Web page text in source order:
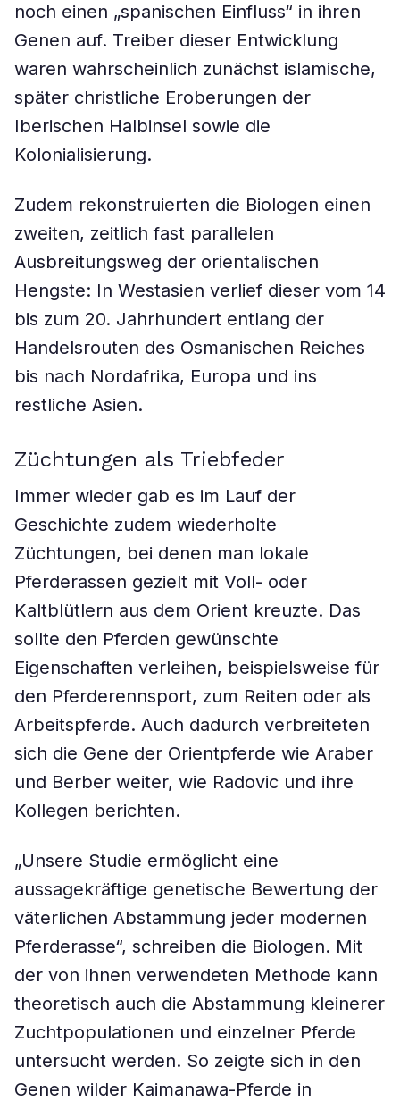
noch einen „spanischen Einfluss“ in ihren
Genen auf. Treiber dieser Entwicklung
waren wahrscheinlich zunächst islamische,
später christliche Eroberungen der
Iberischen Halbinsel sowie die
Kolonialisierung.
Zudem rekonstruierten die Biologen einen
zweiten, zeitlich fast parallelen
Ausbreitungsweg der orientalischen
Hengste: In Westasien verlief dieser vom 14
bis zum 20. Jahrhundert entlang der
Handelsrouten des Osmanischen Reiches
bis nach Nordafrika, Europa und ins
restliche Asien.
Züchtungen als Triebfeder
Immer wieder gab es im Lauf der
Geschichte zudem wiederholte
Züchtungen, bei denen man lokale
Pferderassen gezielt mit Voll- oder
Kaltblütlern aus dem Orient kreuzte. Das
sollte den Pferden gewünschte
Eigenschaften verleihen, beispielsweise für
den Pferderennsport, zum Reiten oder als
Arbeitspferde. Auch dadurch verbreiteten
sich die Gene der Orientpferde wie Araber
und Berber weiter, wie Radovic und ihre
Kollegen berichten.
„Unsere Studie ermöglicht eine
aussagekräftige genetische Bewertung der
väterlichen Abstammung jeder modernen
Pferderasse“, schreiben die Biologen. Mit
der von ihnen verwendeten Methode kann
theoretisch auch die Abstammung kleinerer
Zuchtpopulationen und einzelner Pferde
untersucht werden. So zeigte sich in den
Genen wilder Kaimanawa-Pferde in